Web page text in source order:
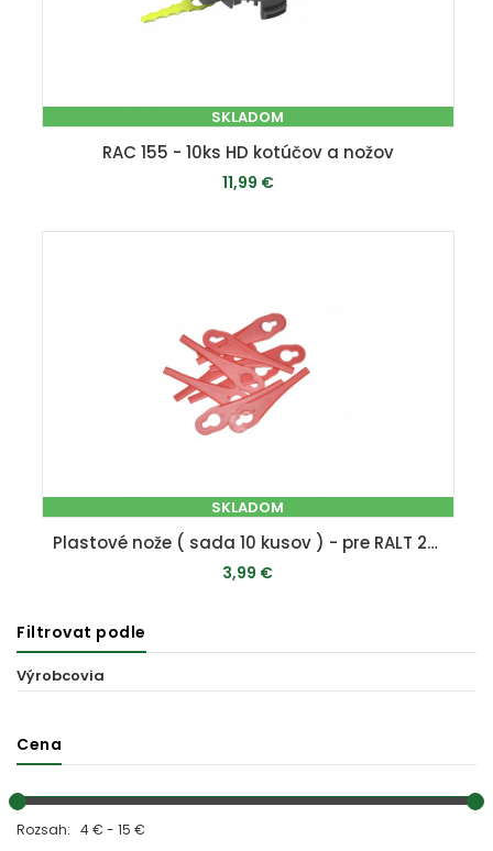
SKLADOM
RAC 155 - 10ks HD kotúčov a nožov
11,99 €
SKLADOM
Plastové nože ( sada 10 kusov ) - pre RALT 2320
3,99 €
Filtrovat podle
Výrobcovia
Cena
Rozsah: 4 € - 15 €